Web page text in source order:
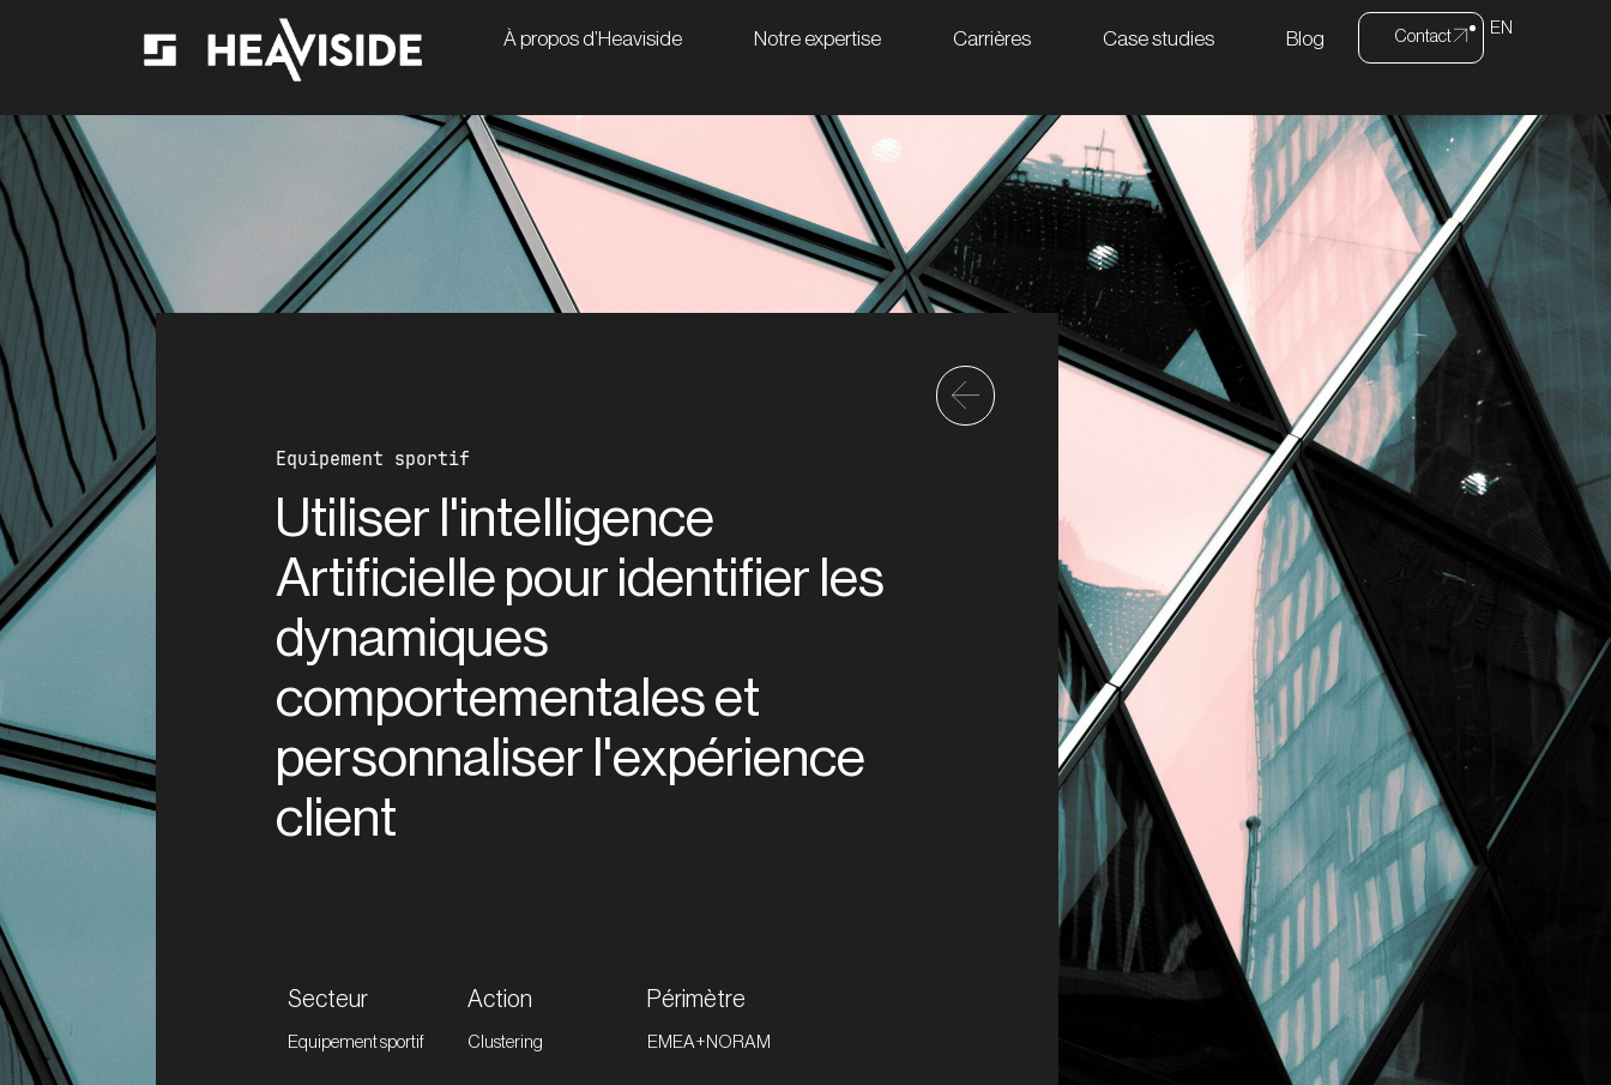
À propos d’Heaviside Notre expertise Carrières Case studies Blog Contact EN
Equipement sportif
Utiliser l'intelligence
Artificielle pour identifier les
dynamiques
comportementales et
personnaliser l'expérience
client
Secteur
Equipement sportif
Action
Clustering
Périmètre
EMEA+NORAM